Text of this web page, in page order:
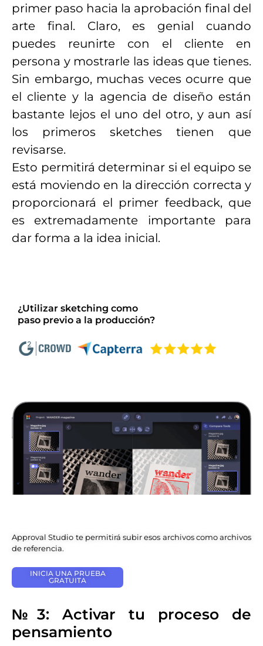
primer paso hacia la aprobación final del
arte final. Claro, es genial cuando
puedes reunirte con el cliente en
persona y mostrarle las ideas que tienes.
Sin embargo, muchas veces ocurre que
el cliente y la agencia de diseño están
bastante lejos el uno del otro, y aun así
los primeros sketches tienen que
revisarse.
Esto permitirá determinar si el equipo se
está moviendo en la dirección correcta y
proporcionará el primer feedback, que
es extremadamente importante para
dar forma a la idea inicial.
¿Utilizar sketching como
paso previo a la producción?
Approval Studio te permitirá subir esos archivos como archivos
de referencia.
INICIA UNA PRUEBA
GRATUITA
№3: Activar tu proceso de
pensamiento